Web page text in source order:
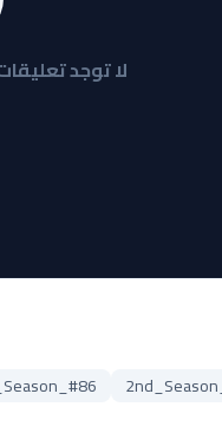
لا توجد
#86_2nd_Season_مترجم